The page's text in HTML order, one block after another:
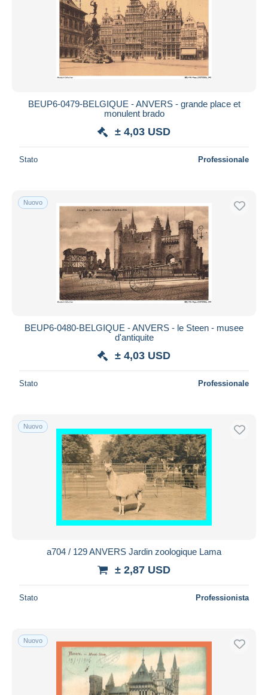
BEUP6-0479-BELGIQUE - ANVERS - grande place et
monulent brado
± 4,03 USD
Stato Professionale
Nuovo
BEUP6-0480-BELGIQUE - ANVERS - le Steen - musee
d'antiquite
± 4,03 USD
Stato Professionale
Nuovo
a704 / 129 ANVERS Jardin zoologique Lama
± 2,87 USD
Stato Professionista
Nuovo